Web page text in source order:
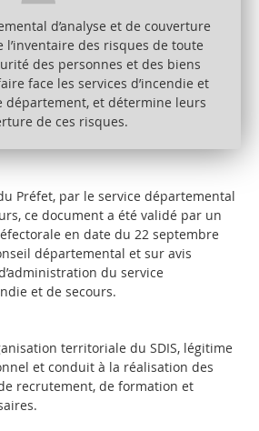
d’analyse et de couverture
l’inventaire des risques de toute
des personnes et des biens
face les services d’incendie et
département, et détermine leurs
de ces risques.
Préfet, par le service départemental
ce document a été validé par un
en date du 22 septembre
départemental et sur avis
du service
et de secours.
territoriale du SDIS, légitime
et conduit à la réalisation des
recrutement, de formation et